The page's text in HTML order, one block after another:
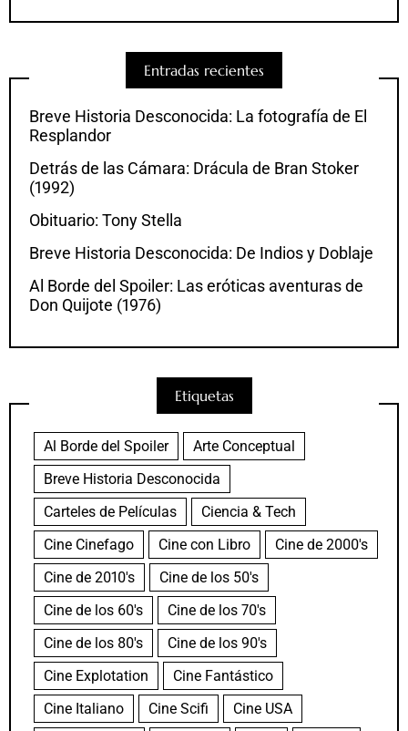
Entradas recientes
Breve Historia Desconocida: La fotografía de El
Resplandor
Detrás de las Cámara: Drácula de Bran Stoker
(1992)
Obituario: Tony Stella
Breve Historia Desconocida: De Indios y Doblaje
Al Borde del Spoiler: Las eróticas aventuras de
Don Quijote (1976)
Etiquetas
Al Borde del Spoiler
Arte Conceptual
Breve Historia Desconocida
Carteles de Películas
Ciencia & Tech
Cine Cinefago
Cine con Libro
Cine de 2000's
Cine de 2010's
Cine de los 50's
Cine de los 60's
Cine de los 70's
Cine de los 80's
Cine de los 90's
Cine Explotation
Cine Fantástico
Cine Italiano
Cine Scifi
Cine USA